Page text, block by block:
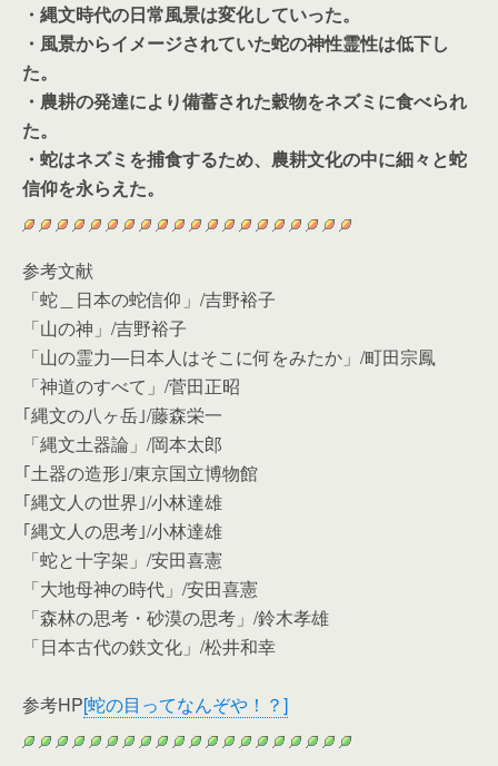
・縄文時代の日常風景は変化していった。
・風景からイメージされていた蛇の神性霊性は低下し
た。
・農耕の発達により備蓄された穀物をネズミに食べられ
た。
・蛇はネズミを捕食するため、農耕文化の中に細々と蛇
信仰を永らえた。
参考文献
「蛇＿日本の蛇信仰」/吉野裕子
「山の神」/吉野裕子
「山の霊力―日本人はそこに何をみたか」/町田宗鳳
「神道のすべて」/菅田正昭
｢縄文の八ヶ岳｣/藤森栄一
「縄文土器論」/岡本太郎
｢土器の造形｣/東京国立博物館
｢縄文人の世界｣/小林達雄
｢縄文人の思考｣/小林達雄
「蛇と十字架」/安田喜憲
「大地母神の時代」/安田喜憲
「森林の思考・砂漠の思考」/鈴木孝雄
「日本古代の鉄文化」/松井和幸
参考HP[蛇の目ってなんぞや！？]